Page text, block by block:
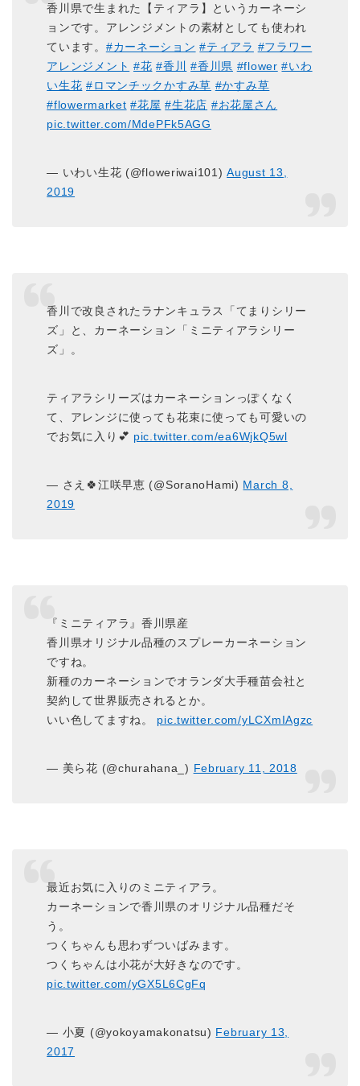
香川県で生まれた【ティアラ】というカーネーシ
ョンです。アレンジメントの素材としても使われ
ています。 #カーネーション #ティアラ #フラワー
アレンジメント #花 #香川 #香川県 #flower #いわ
い生花 #ロマンチックかすみ草 #かすみ草
#flowermarket #花屋 #生花店 #お花屋さん
pic.twitter.com/MdePFk5AGG
— いわい生花 (@floweriwai101)August 13,
2019
香川で改良されたラナンキュラス「てまりシリー
ズ」と、カーネーション「ミニティアラシリー
ズ」。
ティアラシリーズはカーネーションっぽくなく
て、アレンジに使っても花束に使っても可愛いの
でお気に入り💕 pic.twitter.com/ea6WjkQ5wl
— さえ🍀江咲早恵 (@SoranoHami) March 8,
2019
『ミニティアラ』香川県産
香川県オリジナル品種のスプレーカーネーション
ですね。
新種のカーネーションでオランダ大手種苗会社と
契約して世界販売されるとか。
いい色してますね。 pic.twitter.com/yLCXmIAgzc
— 美ら花 (@churahana_) February 11, 2018
最近お気に入りのミニティアラ。
カーネーションで香川県のオリジナル品種だそ
う。
つくちゃんも思わずついばみます。
つくちゃんは小花が大好きなのです。
pic.twitter.com/yGX5L6CgFq
— 小夏 (@yokoyamakonatsu) February 13,
2017